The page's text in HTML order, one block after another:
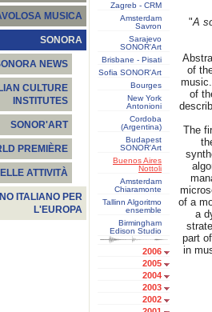
MUSICA
SONORA
NEWS
CULTURE
INSTITUTES
SONOR'ART
PREMIÈRE
ATTIVITÀ
ITALIANO PER
L'EUROPA
Zagreb - CRM
Amsterdam
Savron
Sarajevo
SONOR'Art
Brisbane - Pisati
Sofia SONOR'Art
Bourges
New York
Antonioni
Cordoba
(Argentina)
Budapest
SONOR'Art
Buenos Aires
Nottoli
Amsterdam
Chiaramonte
Tallinn Algoritmo
ensemble
Birmingham
Edison Studio
2006
2005
2004
2003
2002
"A
of
of
The
of a
a
part
in